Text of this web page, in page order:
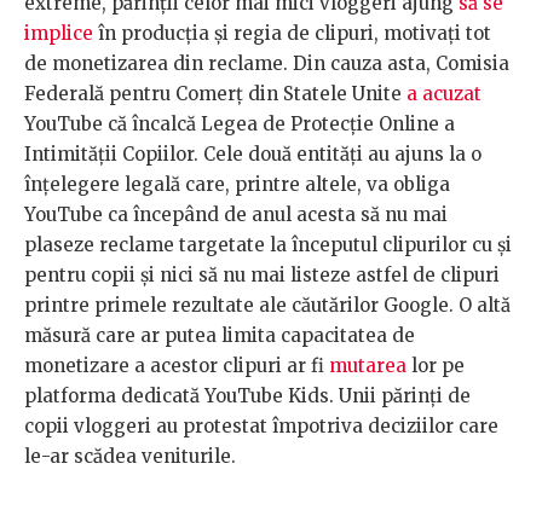
implice în producția și regia de clipuri, motivați tot
de monetizarea din reclame. Din cauza asta, Comisia
Federală pentru Comerț din Statele Unite a acuzat
YouTube că încalcă Legea de Protecție Online a
Intimității Copiilor. Cele două entități au ajuns la o
înțelegere legală care, printre altele, va obliga
YouTube ca începând de anul acesta să nu mai
plaseze reclame targetate la începutul clipurilor cu și
pentru copii și nici să nu mai listeze astfel de clipuri
printre primele rezultate ale căutărilor Google. O altă
măsură care ar putea limita capacitatea de
monetizare a acestor clipuri ar fi mutarea lor pe
platforma dedicată YouTube Kids. Unii părinți de
copii vloggeri au protestat împotriva deciziilor care
le-ar scădea veniturile.